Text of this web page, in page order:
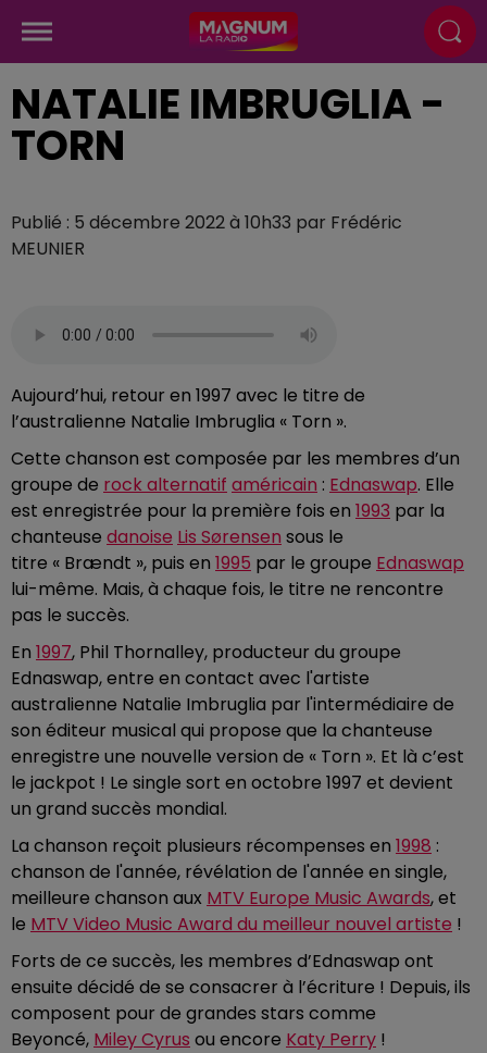
NATALIE IMBRUGLIA -
TORN
Publié : 5 décembre 2022 à 10h33 par Frédéric
MEUNIER
Aujourd’hui, retour en 1997 avec le titre de
l’australienne Natalie Imbruglia « Torn ».
Cette chanson est composée par les membres d’un
groupe de rock alternatif américain : Ednaswap. Elle
est enregistrée pour la première fois en 1993 par la
chanteuse danoise Lis Sørensen sous le
titre « Brændt », puis en 1995 par le groupe Ednaswap
lui-même. Mais, à chaque fois, le titre ne rencontre
pas le succès.
En 1997, Phil Thornalley, producteur du groupe
Ednaswap, entre en contact avec l'artiste
australienne Natalie Imbruglia par l'intermédiaire de
son éditeur musical qui propose que la chanteuse
enregistre une nouvelle version de « Torn ». Et là c’est
le jackpot ! Le single sort en octobre 1997 et devient
un grand succès mondial.
La chanson reçoit plusieurs récompenses en 1998 :
chanson de l'année, révélation de l'année en single,
meilleure chanson aux MTV Europe Music Awards, et
le MTV Video Music Award du meilleur nouvel artiste !
Forts de ce succès, les membres d’Ednaswap ont
ensuite décidé de se consacrer à l’écriture ! Depuis, ils
composent pour de grandes stars comme
Beyoncé, Miley Cyrus ou encore Katy Perry !